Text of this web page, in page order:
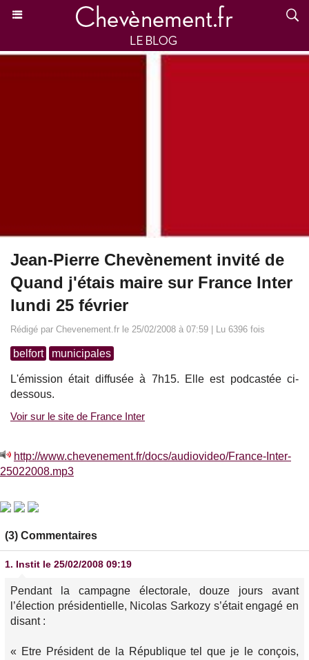
Jean-Pierre Chevènement invité de
Quand j'étais maire sur France Inter
lundi 25 février
Rédigé par Chevenement.fr le 25/02/2008 à 07:59 | Lu 6396 fois
belfort municipales
L'émission était diffusée à 7h15. Elle est podcastée ci-
dessous.
Voir sur le site de France Inter
http://www.chevenement.fr/docs/audiovideo/France-Inter-
25022008.mp3
(3) Commentaires
1. Instit le 25/02/2008 09:19
Pendant la campagne électorale, douze jours avant
l’élection présidentielle, Nicolas Sarkozy s’était engagé en
disant :
« Etre Président de la République tel que je le conçois,